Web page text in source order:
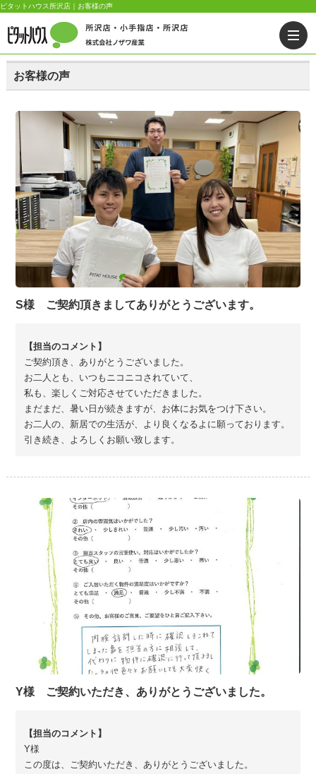
ピタットハウス所沢店｜お客様の声
お客様の声
S様 ご契約頂きましてありがとうございます。
ご契約頂き、ありがとうございました。
お二人とも、いつもニコニコされていて、
私も、楽しくご対応させていただきました。
まだまだ、暑い日が続きますが、お体にお気をつけ下さい。
お二人の、新居での生活が、より良くなるよに願っております。
引き続き、よろしくお願い致します。
Y様 ご契約いただき、ありがとうございました。
Y様
この度は、ご契約いただき、ありがとうございました。